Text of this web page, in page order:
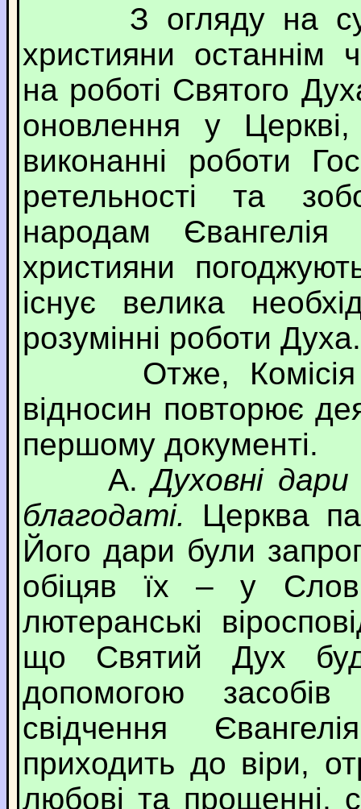
З огляду на
християни останнім
на роботі Святого
оновлення у
виконанні роботи
ретельності та
народам
християни
існує велика
розумінні роботи Духа.
Отже, Комісія з
відносин повторює
першому документі.
А.Духовні
благодаті.
Церква
Його дари були
обіцяв їх – у
лютеранські
що Святий Дух
допомогою засобів
свідчення
приходить до віри,
любові та прощенні,